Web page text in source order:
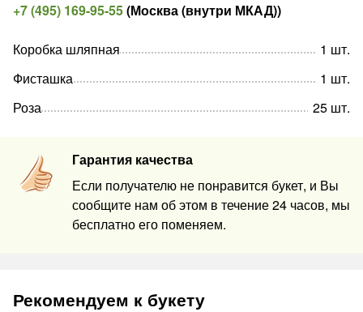
+7 (495) 169-95-55(Москва (внутри МКАД))
Гарантия качества
Если получателю не понравится букет, и Вы
сообщите нам об этом в течение 24 часов, мы
бесплатно его поменяем.
Коробка шляпная 1 шт.
Фисташка
1 шт.
Роза
25 шт.
Рекомендуем к букету